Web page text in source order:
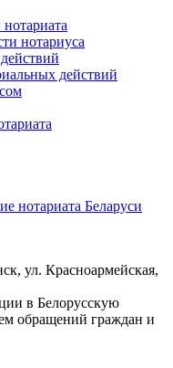
нотариуса
действий
нотариата Беларуси
ул. Красноармейская,
в Белорусскую
обращений граждан и